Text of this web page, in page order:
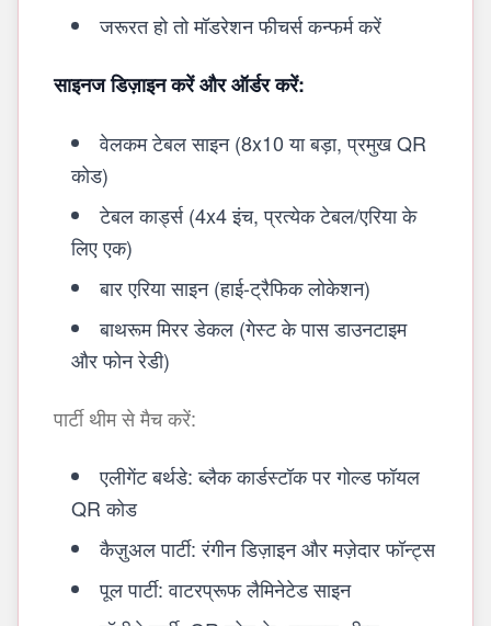
जरूरत हो तो मॉडरेशन फीचर्स कन्फर्म करें
साइनज डिज़ाइन करें और ऑर्डर करें:
वेलकम टेबल साइन (8x10 या बड़ा, प्रमुख QR
कोड)
टेबल कार्ड्स (4x4 इंच, प्रत्येक टेबल/एरिया के
लिए एक)
बार एरिया साइन (हाई-ट्रैफिक लोकेशन)
बाथरूम मिरर डेकल (गेस्ट के पास डाउनटाइम
और फोन रेडी)
पार्टी थीम से मैच करें:
एलीगेंट बर्थडे: ब्लैक कार्डस्टॉक पर गोल्ड फॉयल
QR कोड
कैज़ुअल पार्टी: रंगीन डिज़ाइन और मज़ेदार फॉन्ट्स
पूल पार्टी: वाटरप्रूफ लैमिनेटेड साइन